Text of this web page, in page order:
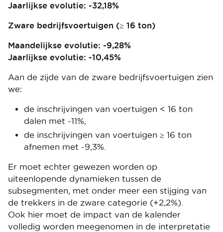
Jaarlijkse evolutie: -32,18%
Zware bedrijfsvoertuigen (≥ 16 ton)
Maandelijkse evolutie: -9,28%
Jaarlijkse evolutie: -10,45%
Aan de zijde van de zware bedrijfsvoertuigen zien
we:
de inschrijvingen van voertuigen < 16 ton
dalen met -11%,
de inschrijvingen van voertuigen ≥ 16 ton
afnemen met -9,3%.
Er moet echter gewezen worden op
uiteenlopende dynamieken tussen de
subsegmenten, met onder meer een stijging van
de trekkers in de zware categorie (+2,2%).
Ook hier moet de impact van de kalender
volledig worden meegenomen in de interpretatie